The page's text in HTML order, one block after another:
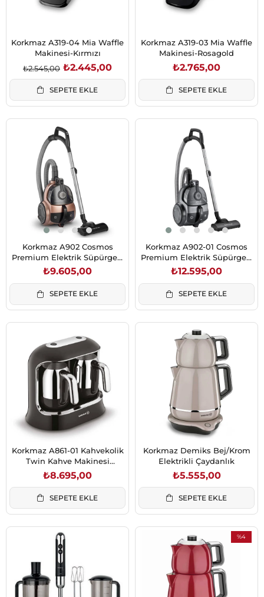
Korkmaz A319-04 Mia Waffle
Makinesi-Kırmızı
₺2.445,00
₺2.545,00
SEPETE EKLE
Korkmaz A319-03 Mia Waffle
Makinesi-Rosagold
₺2.765,00
SEPETE EKLE
Korkmaz A902 Cosmos
Premium Elektrik Süpürgesi
Rosegold/Siyah
₺9.605,00
SEPETE EKLE
Korkmaz A902-01 Cosmos
Premium Elektrik Süpürgesi
Antrasit/Siyah
₺12.595,00
SEPETE EKLE
Korkmaz A861-01 Kahvekolik
Twin Kahve Makinesi
Siyah/Krom
₺8.695,00
SEPETE EKLE
Korkmaz Demiks Bej/Krom
Elektrikli Çaydanlık
₺5.555,00
SEPETE EKLE
%4